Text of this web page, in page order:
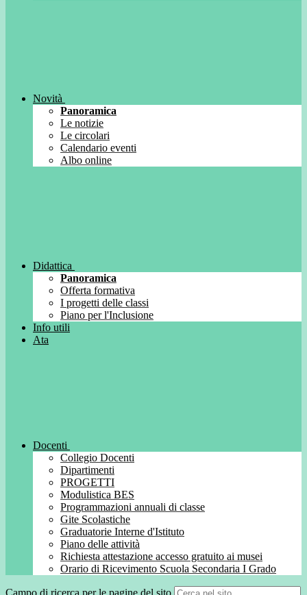
Novità
Panoramica
Le notizie
Le circolari
Calendario eventi
Albo online
Didattica
Panoramica
Offerta formativa
I progetti delle classi
Piano per l'Inclusione
Info utili
Ata
Docenti
Collegio Docenti
Dipartimenti
PROGETTI
Modulistica BES
Programmazioni annuali di classe
Gite Scolastiche
Graduatorie Interne d'Istituto
Piano delle attività
Richiesta attestazione accesso gratuito ai musei
Orario di Ricevimento Scuola Secondaria I Grado